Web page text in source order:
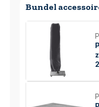
Bundel